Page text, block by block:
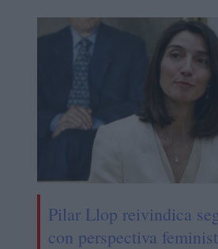
Pilar Llop reivindica
con perspectiva